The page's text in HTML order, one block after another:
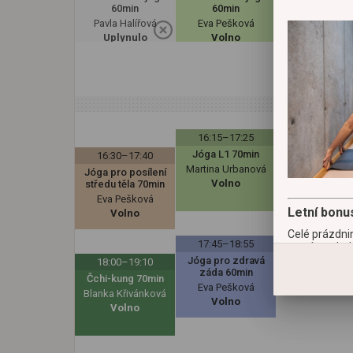
60min
Pavla Halířová
Uplynulo
16:30–17:40
Jóga pro posílení
středu těla 70min
Eva Pešková
Volno
18:00–19:10
Čchi-kung 70min
Blanka Křivánková
Volno
60min
Eva Pešková
Volno
16:15–17:25
Jóga L1 70min
Martina Urbanová
Volno
17:45–18:55
Jóga pro zdravá
záda 60min
Eva Pešková
Volno
Letní
Celé
ranní a